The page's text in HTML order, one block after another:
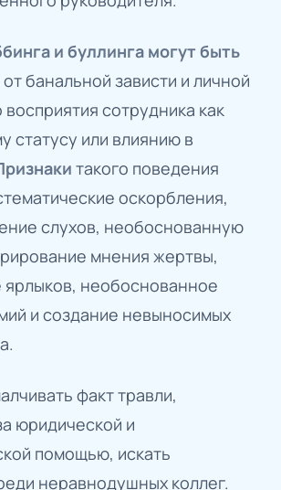
и буллинга могут быть
от банальной зависти и личной
сотрудника как
статусу или влиянию в
такого поведения
оскорбления,
слухов, необоснованную
мнения жертвы,
необоснованное
и создание невыносимых
факт травли,
юридической и
помощью, искать
неравнодушных коллег.